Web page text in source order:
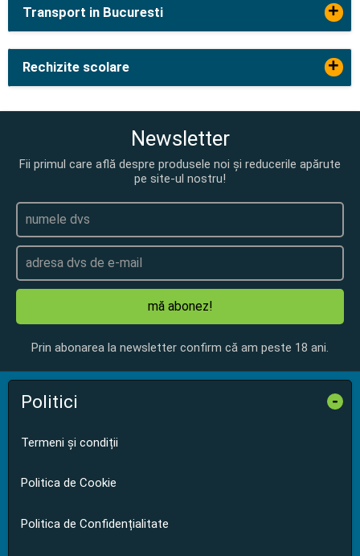
Transport in Bucuresti +
Rechizite scolare +
Newsletter
Fii primul care află despre produsele noi și reducerile apărute
pe site-ul nostru!
mă abonez!
Prin abonarea la newsletter confirm că am peste 18 ani.
Politici -
Termeni și condiții
Politica de Cookie
Politica de Confidențialitate